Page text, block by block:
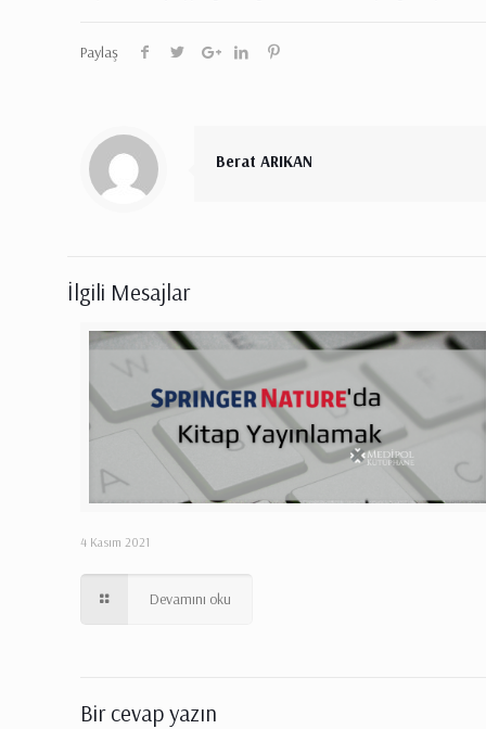
Paylaş
Berat ARIKAN
İlgili Mesajlar
4 Kasım 2021
Devamını oku
Bir cevap yazın